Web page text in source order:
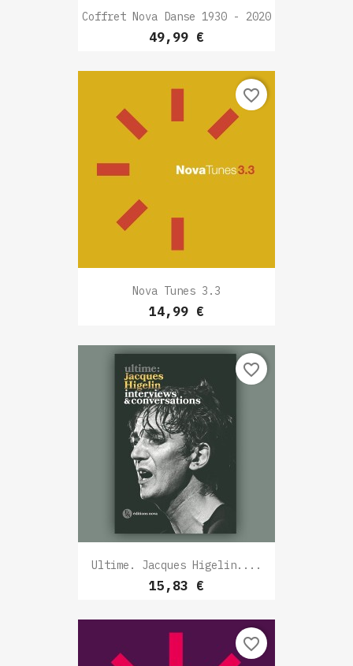
Coffret Nova Danse 1930 - 2020
Prix
49,99 €
Nova Tunes 3.3
Prix
14,99 €
favorite_border
Ultime. Jacques Higelin....
Prix
15,83 €
favorite_border
favorite_border